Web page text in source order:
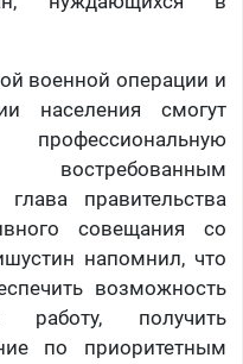
военной операции и
населения смогут
правительства
совещания со
напомнил, что
возможность
получить
по приоритетным